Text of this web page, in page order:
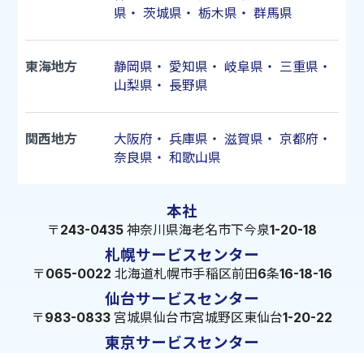
県 ・ 茨城県 ・ 栃木県 ・ 群馬県
東海地方 静岡県 ・ 愛知県 ・ 岐阜県 ・ 三重県 ・
山梨県 ・ 長野県
関西地方 大阪府 ・ 兵庫県 ・ 滋賀県 ・ 京都府 ・
奈良県 ・ 和歌山県
本社
〒243-0435 神奈川県海老名市下今泉1-20-18
札幌サービスセンター
〒065-0022 北海道札幌市手稲区前田6条16-18-16
仙台サービスセンター
〒983-0833 宮城県仙台市宮城野区東仙台1-20-22
東京サービスセンター